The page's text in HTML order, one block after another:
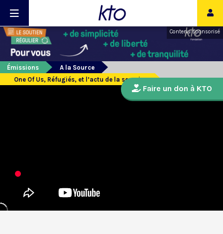
Contenu sponsorisé
Émissions
A la Source
One Of Us, Réfugiés, et l’actu de la semaine
Faire un don à KTO